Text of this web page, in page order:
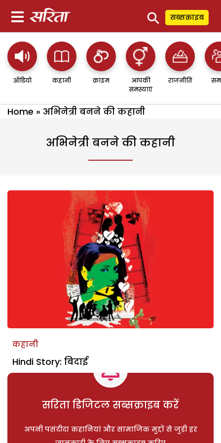
⚲ सब्सक्राइब
ऑडियो कहानी क्राइम
आपकी
समस्याएं
राजनीति
Home » अभिनेत्री बनने की कहानी
अभिनेत्री बनने की कहानी
कहानी
Hindi Story: बिदाई
सरिता डिजिटल सब्सक्राइब करें
अपनी पसंदीदा कहानियां और सामाजिक मुद्दों से जुड़ी हर